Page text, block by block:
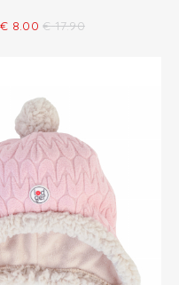
€ 8.00 € 17.90